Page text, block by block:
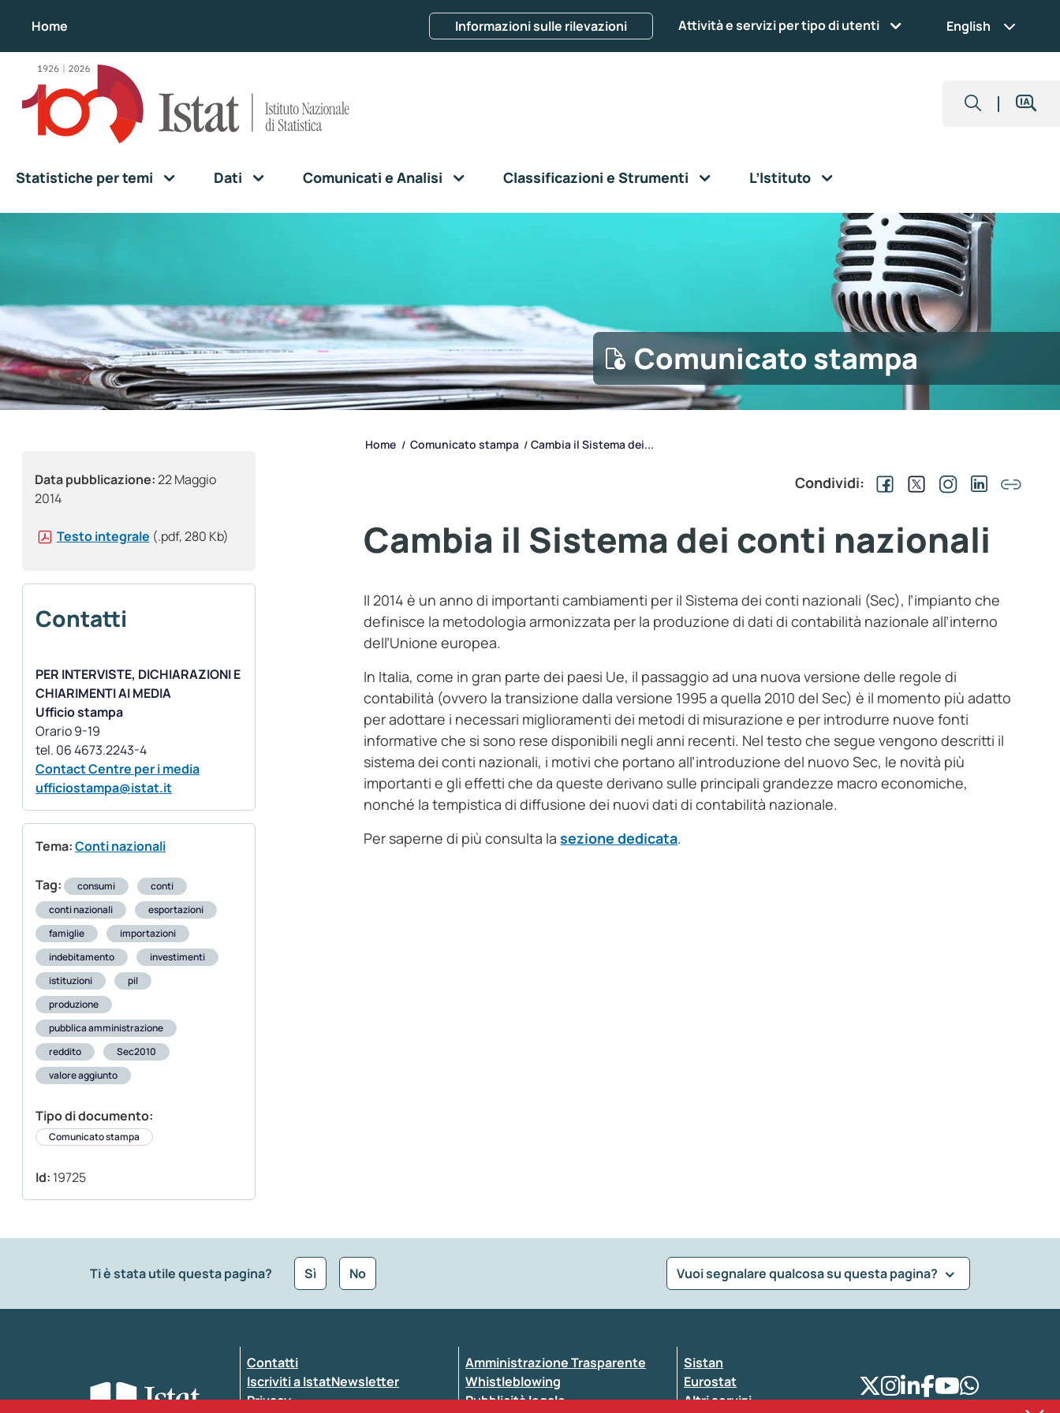
Home Informazioni sulle rilevazioni Attività e servizi per tipo di utenti English
Statistiche per temi Dati Comunicati e Analisi Classificazioni e Strumenti L’Istituto
Comunicato stampa
Data pubblicazione:22 Maggio
2014
Testo integrale (.pdf, 280 Kb)
Contatti
PER INTERVISTE, DICHIARAZIONI E
CHIARIMENTI AI MEDIA
Ufficio stampa
Orario 9-19
Contact Centre per i media
ufficiostampa@istat.it
Tema:Conti nazionali
Tag: consumi
conti
conti nazionali
esportazioni
famiglie
importazioni
indebitamento
investimenti
istituzioni
pil
produzione
pubblica amministrazione
reddito
Sec2010
valore aggiunto
Tipo di documento:
Comunicato stampa
Id: 19725
Home / Comunicato stampa / Cambia il Sistema dei...
Condividi:
Cambia il Sistema dei conti nazionali
Il 2014 è un anno di importanti cambiamenti per il Sistema dei conti nazionali (Sec), l’impianto che
definisce la metodologia armonizzata per la produzione di dati di contabilità nazionale all’interno
dell’Unione europea.
In Italia, come in gran parte dei paesi Ue, il passaggio ad una nuova versione delle regole di
contabilità (ovvero la transizione dalla versione 1995 a quella 2010 del Sec) è il momento più adatto
per adottare i necessari miglioramenti dei metodi di misurazione e per introdurre nuove fonti
informative che si sono rese disponibili negli anni recenti. Nel testo che segue vengono descritti il
sistema dei conti nazionali, i motivi che portano all’introduzione del nuovo Sec, le novità più
importanti e gli effetti che da queste derivano sulle principali grandezze macro economiche,
nonché la tempistica di diffusione dei nuovi dati di contabilità nazionale.
Per saperne di più consulta lasezione dedicata.
Ti è stata utile questa pagina? Sì No Vuoi segnalare qualcosa su questa pagina?
Seleziona la tipologia della segnalazione
Inserisci il tuo commento
Contatti
Iscriviti a IstatNewsletter
Privacy
Amministrazione Trasparente
Whistleblowing
Pubblicità legale
Sistan
Eurostat
Altri servizi